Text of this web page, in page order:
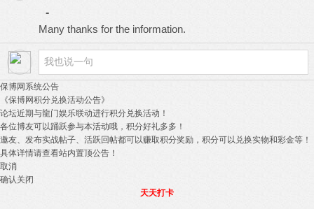
-
Many thanks for the information.
保博网系统公告
《保博网积分兑换活动公告》
论坛近期与龍门娱乐联动进行积分兑换活动！
各位博友可以踊跃参与本活动哦，积分好礼多多！
邀友、发布实战帖子、活跃回帖都可以赚取积分奖励，积分可以兑换实物和彩金等！
具体详情请查看站内置顶公告！
取消
确认关闭
天天打卡